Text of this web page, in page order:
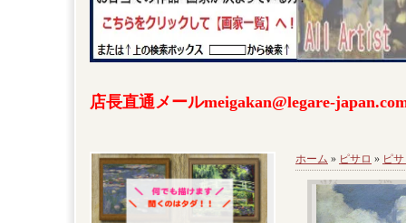
店長直通メールmeigakan@legare-
ホーム » ピサロ » ピ